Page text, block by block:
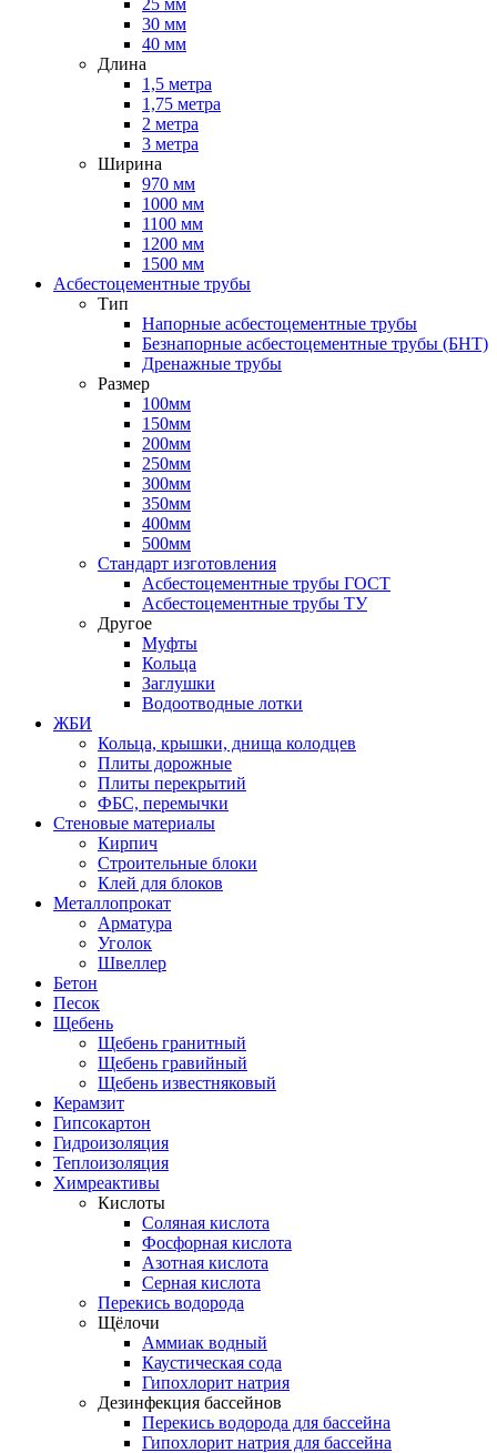
25 мм
30 мм
40 мм
Длина
1,5 метра
1,75 метра
2 метра
3 метра
Ширина
970 мм
1000 мм
1100 мм
1200 мм
1500 мм
Асбестоцементные трубы
Тип
Напорные асбестоцементные трубы
Безнапорные асбестоцементные трубы (БНТ)
Дренажные трубы
Размер
100мм
150мм
200мм
250мм
300мм
350мм
400мм
500мм
Стандарт изготовления
Асбестоцементные трубы ГОСТ
Асбестоцементные трубы ТУ
Другое
Муфты
Кольца
Заглушки
Водоотводные лотки
ЖБИ
Кольца, крышки, днища колодцев
Плиты дорожные
Плиты перекрытий
ФБС, перемычки
Стеновые материалы
Кирпич
Строительные блоки
Клей для блоков
Металлопрокат
Арматура
Уголок
Швеллер
Бетон
Песок
Щебень
Щебень гранитный
Щебень гравийный
Щебень известняковый
Керамзит
Гипсокартон
Гидроизоляция
Теплоизоляция
Химреактивы
Кислоты
Соляная кислота
Фосфорная кислота
Азотная кислота
Серная кислота
Перекись водорода
Щёлочи
Аммиак водный
Каустическая сода
Гипохлорит натрия
Дезинфекция бассейнов
Перекись водорода для бассейна
Гипохлорит натрия для бассейна